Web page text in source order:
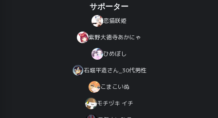
サポーター
恋猫咲姫
紫野大徳寺あかにゃ
ひめぼし
石堀平造さん_30代男性
こまこいぬ
モチヅキ イチ